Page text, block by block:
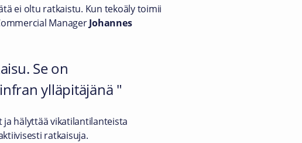
ei oltu ratkaistu. Kun tekoäly toimii
ManagerJohannes
Se on
ylläpitäjänä
hälyttää vikatilantilanteista
ratkaisuja.